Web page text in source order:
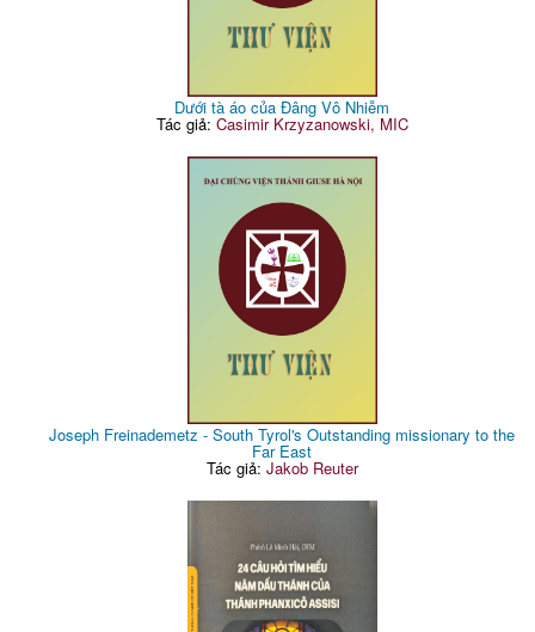
Dưới tà áo của Đâng Vô Nhiễm
Tác giả: Casimir Krzyzanowski, MIC
Joseph Freinademetz - South Tyrol's Outstanding missionary to the
Far East
Tác giả: Jakob Reuter